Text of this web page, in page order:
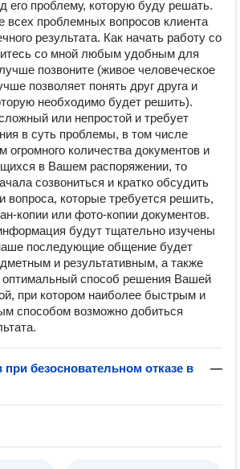
его проблему, которую буду решать.
всех проблемных вопросов клиента
результата. Как начать работу со
со мной любым удобным для
позвоните (живое человеческое
позволяет понять друг друга и
необходимо будет решить).
или непростой и требует
в суть проблемы, в том числе
огромного количества документов и
в Вашем распоряжении, то
созвониться и кратко обсудить
вопроса, которые требуется решить,
копии или фото-копии документов.
будут тщательно изучены
последующие общение будет
и результативным, а также
оптимальный способ решения Вашей
при котором наиболее быстрым и
способом возможно добиться
безосновательном отказе в
—